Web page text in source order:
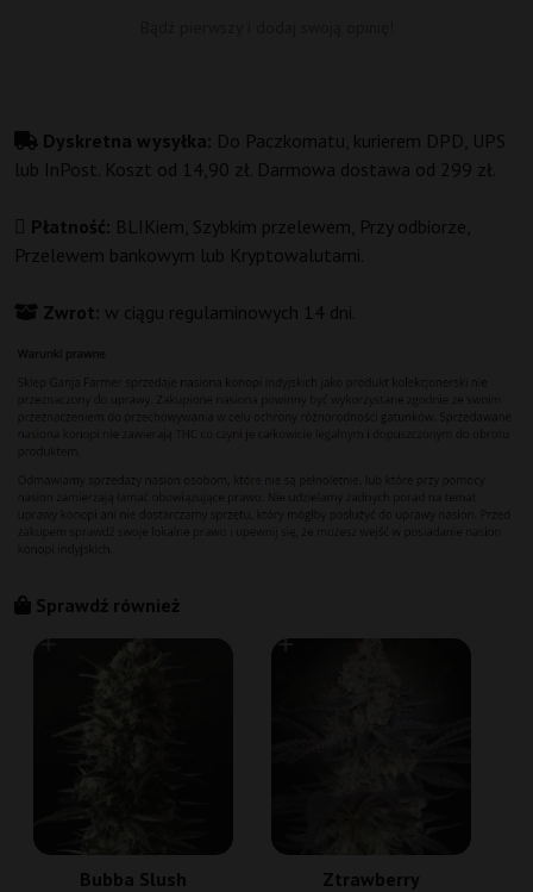
Dyskretna wysyłka: Do Paczkomatu, kurierem DPD, UPS
lub InPost. Koszt od 14,90 zł. Darmowa dostawa od 299 zł.
Płatność: BLIKiem, Szybkim przelewem, Przy odbiorze,
Przelewem bankowym lub Kryptowalutami.
Zwrot: w ciągu regulaminowych 14 dni.
Sprawdź również
Bubba Slush Ztrawberry